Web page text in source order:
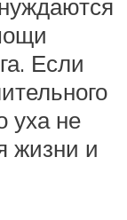
Если
уха не
жизни и